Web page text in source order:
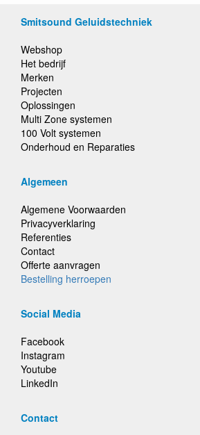
Smitsound Geluidstechniek
Webshop
Het bedrijf
Merken
Projecten
Oplossingen
Multi Zone systemen
100 Volt systemen
Onderhoud en Reparaties
Algemeen
Algemene Voorwaarden
Privacyverklaring
Referenties
Contact
Offerte aanvragen
Bestelling herroepen
Social Media
Facebook
Instagram
Youtube
LinkedIn
Contact